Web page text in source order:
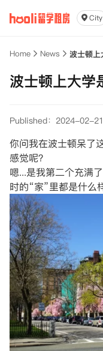
City
Home News 波士顿上
波士顿上大学
Published：2024-02-
你问我在波士顿呆了
感觉呢？
嗯...是我第二个充满
时的“家”里都是什么